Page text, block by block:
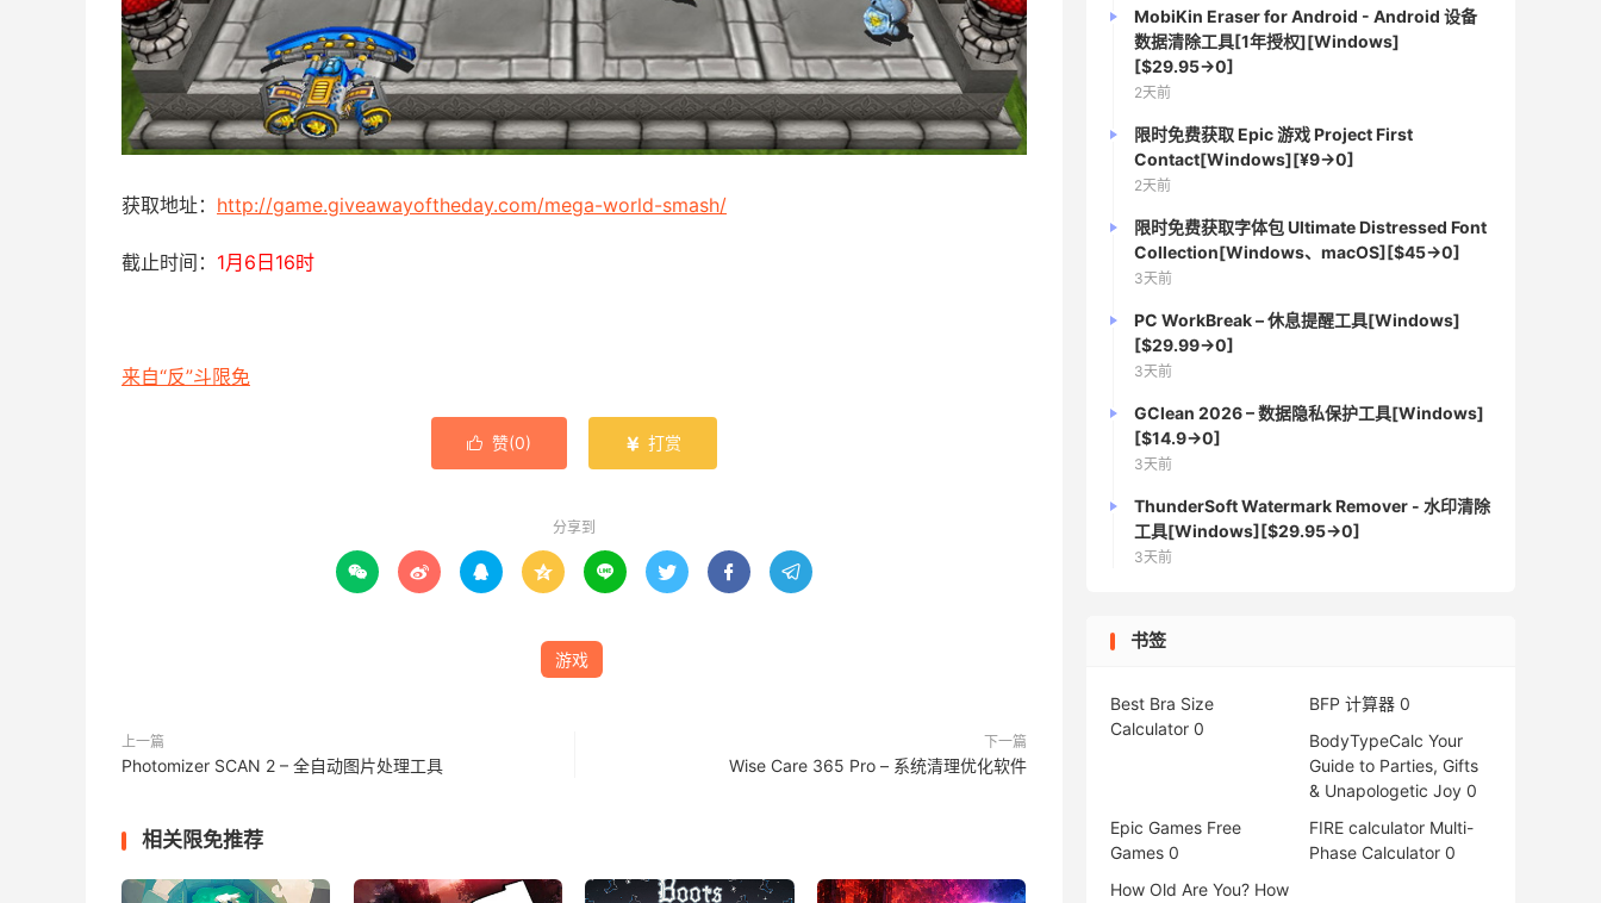
获取地址： http://game.giveawayoftheday.com/mega-world-smash/
截止时间： 1月6日16时
来自“反”斗限免
 赞(0)  打赏
分享到
       
游戏
上一篇
Photomizer SCAN 2 – 全自动图片处理工具
下一篇
Wise Care 365 Pro – 系统清理优化软件
相关限免推荐
MobiKin Eraser for Android - Android 设备
数据清除工具[1年授权][Windows]
[$29.95→0]
2天前
限时免费获取 Epic 游戏 Project First
Contact[Windows][¥9→0]
2天前
限时免费获取字体包 Ultimate Distressed Font
Collection[Windows、macOS][$45→0]
3天前
PC WorkBreak – 休息提醒工具[Windows]
[$29.99→0]
3天前
GClean 2026 – 数据隐私保护工具[Windows]
[$14.9→0]
3天前
ThunderSoft Watermark Remover - 水印清除
工具[Windows][$29.95→0]
3天前
书签
Best Bra Size
Calculator 0
BFP 计算器 0
BodyTypeCalc Your
Guide to Parties, Gifts
& Unapologetic Joy 0
Epic Games Free
Games 0
FIRE calculator Multi-
Phase Calculator 0
How Old Are You? How